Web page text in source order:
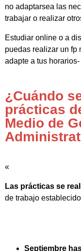
no adaptarsea las
trabajar o realizar
Estudiar online o a
puedas realizar un fp
adapte a tus horarios-
¿Cuándo
prácticas
Medio de
«
Las prácticas se
de trabajo
Septiembre